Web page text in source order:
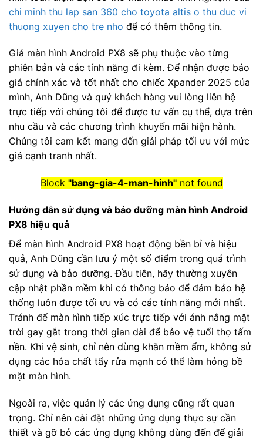
chi minh thu lap san 360 cho toyota altis o thu duc vi
thuong xuyen cho tre nho để có thêm thông tin.
Giá màn hình Android PX8 sẽ phụ thuộc vào từng
phiên bản và các tính năng đi kèm. Để nhận được báo
giá chính xác và tốt nhất cho chiếc Xpander 2025 của
mình, Anh Dũng và quý khách hàng vui lòng liên hệ
trực tiếp với chúng tôi để được tư vấn cụ thể, dựa trên
nhu cầu và các chương trình khuyến mãi hiện hành.
Chúng tôi cam kết mang đến giải pháp tối ưu với mức
giá cạnh tranh nhất.
Block "bang-gia-4-man-hinh"not found
Hướng dẫn sử dụng và bảo dưỡng màn hình Android
PX8 hiệu quả
Để màn hình Android PX8 hoạt động bền bỉ và hiệu
quả, Anh Dũng cần lưu ý một số điểm trong quá trình
sử dụng và bảo dưỡng. Đầu tiên, hãy thường xuyên
cập nhật phần mềm khi có thông báo để đảm bảo hệ
thống luôn được tối ưu và có các tính năng mới nhất.
Tránh để màn hình tiếp xúc trực tiếp với ánh nắng mặt
trời gay gắt trong thời gian dài để bảo vệ tuổi thọ tấm
nền. Khi vệ sinh, chỉ nên dùng khăn mềm ẩm, không sử
dụng các hóa chất tẩy rửa mạnh có thể làm hỏng bề
mặt màn hình.
Ngoài ra, việc quản lý các ứng dụng cũng rất quan
trọng. Chỉ nên cài đặt những ứng dụng thực sự cần
thiết và gỡ bỏ các ứng dụng không dùng đến để giải